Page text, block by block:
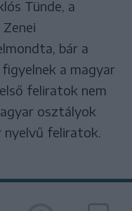
Tünde, a
bár a
a magyar
feliratok nem
osztályok
nyelvű feliratok.